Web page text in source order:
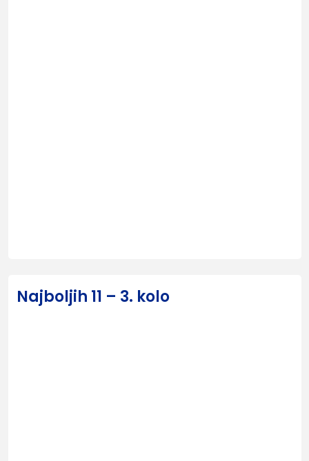
Najboljih 11 – 3. kolo